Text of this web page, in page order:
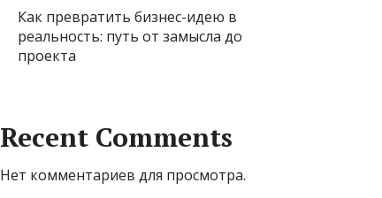
Как превратить бизнес-идею в
реальность: путь от замысла до
проекта
Recent Comments
Нет комментариев для просмотра.